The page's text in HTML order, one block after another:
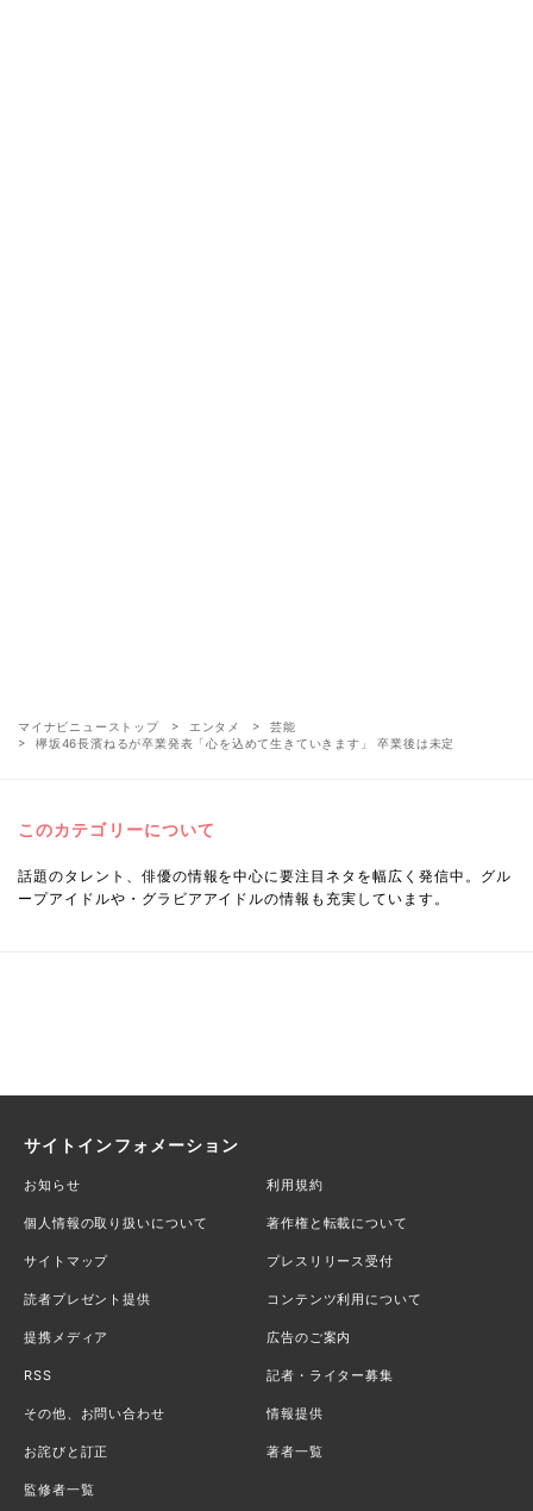
マイナビニューストップ エンタメ
芸能
欅坂46長濱ねるが卒業発表「心を込めて生きていきます」 卒業後は未定
このカテゴリーについて
話題のタレント、俳優の情報を中心に要注目ネタを幅広く発信中。グル
ープアイドルや・グラビアアイドルの情報も充実しています。
サイトインフォメーション
お知らせ 利用規約
個人情報の取り扱いについて 著作権と転載について
サイトマップ プレスリリース受付
読者プレゼント提供 コンテンツ利用について
提携メディア 広告のご案内
RSS 記者・ライター募集
その他、お問い合わせ 情報提供
お詫びと訂正 著者一覧
監修者一覧